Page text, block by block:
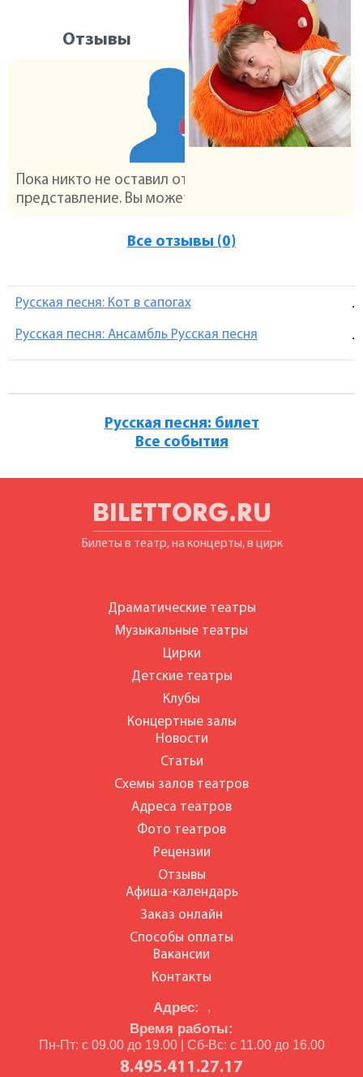
Отзывы
Пока никто не оставил отзыва на это
представление. Вы можете стать первым :)
Все отзывы (0)
Русская песня: Кот в сапогах .
Русская песня: Ансамбль Русская песня .
Русская песня: билет
Все события
BILETTORG.RU
Билеты в театр, на концерты, в цирк
Адрес: ,
Время работы:
Пн-Пт: с 09.00 до 19.00 | Сб-Вс: с 11.00 до 16.00
8.495.411.27.17
Драматические театры
Музыкальные театры
Цирки
Детские театры
Клубы
Концертные залы
Новости
Статьи
Схемы залов театров
Адреса театров
Фото театров
Рецензии
Отзывы
Афиша-календарь
Заказ онлайн
Способы оплаты
Вакансии
Контакты